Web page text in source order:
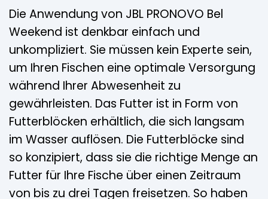
Die Anwendung von JBL PRONOVO Bel
Weekend ist denkbar einfach und
unkompliziert. Sie müssen kein Experte sein,
um Ihren Fischen eine optimale Versorgung
während Ihrer Abwesenheit zu
gewährleisten. Das Futter ist in Form von
Futterblöcken erhältlich, die sich langsam
im Wasser auflösen. Die Futterblöcke sind
so konzipiert, dass sie die richtige Menge an
Futter für Ihre Fische über einen Zeitraum
von bis zu drei Tagen freisetzen. So haben